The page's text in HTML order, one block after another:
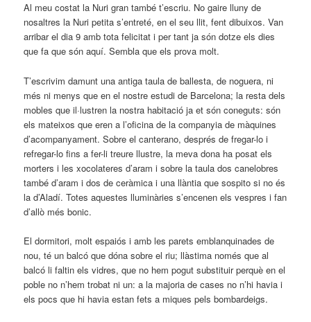
Al meu costat la Nuri gran també t’escriu. No gaire lluny de
nosaltres la Nuri petita s’entreté, en el seu llit, fent dibuixos. Van
arribar el dia 9 amb tota felicitat i per tant ja són dotze els dies
que fa que són aquí. Sembla que els prova molt.
T’escrivim damunt una antiga taula de ballesta, de noguera, ni
més ni menys que en el nostre estudi de Barcelona; la resta dels
mobles que il·lustren la nostra habitació ja et són coneguts: són
els mateixos que eren a l’oficina de la companyia de màquines
d’acompanyament. Sobre el canterano, després de fregar-lo i
refregar-lo fins a fer-li treure llustre, la meva dona ha posat els
morters i les xocolateres d’aram i sobre la taula dos canelobres
també d’aram i dos de ceràmica i una llàntia que sospito si no és
la d’Aladí. Totes aquestes lluminàries s’encenen els vespres i fan
d’allò més bonic.
El dormitori, molt espaiós i amb les parets emblanquinades de
nou, té un balcó que dóna sobre el riu; llàstima només que al
balcó li faltin els vidres, que no hem pogut substituir perquè en el
poble no n’hem trobat ni un: a la majoria de cases no n’hi havia i
els pocs que hi havia estan fets a miques pels bombardeigs.